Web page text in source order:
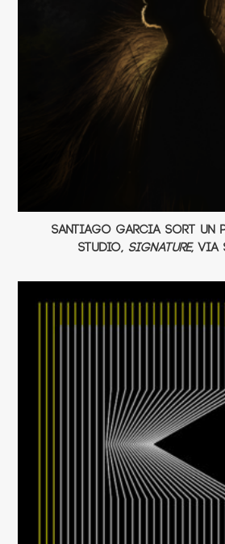
Santiago Garcia sort un
studio, Signature, via